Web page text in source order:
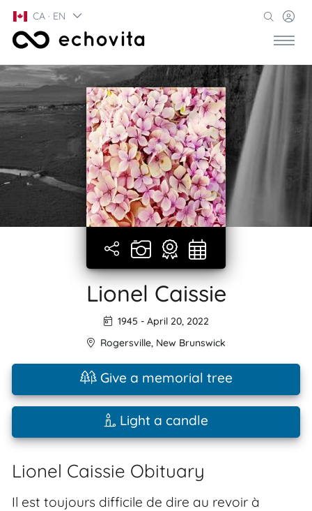
CA · EN
Lionel Caissie
1945 - April 20, 2022
Rogersville, New Brunswick
Give a memorial tree
Light a candle
Lionel Caissie Obituary
Il est toujours difficile de dire au revoir à